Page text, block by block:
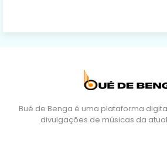
Bué de Benga é uma plataforma
divulgações de músicas da